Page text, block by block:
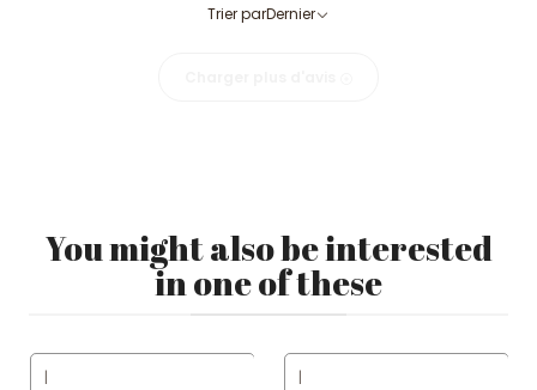
Trier parDernier
You might also be interested
in one of these
| |